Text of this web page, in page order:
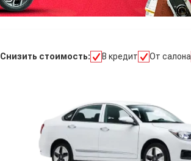
Снизить стоимость: В кредит От салона